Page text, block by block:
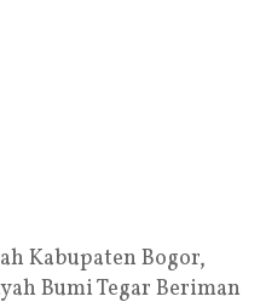
Kabupaten Bogor,
Bumi Tegar Beriman